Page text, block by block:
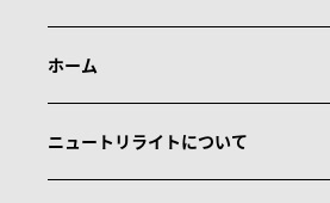
ホーム
ニュートリライトについて